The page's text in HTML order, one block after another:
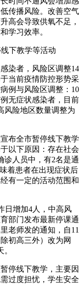
传播风险。改善空气
高会导致供氧不足，
学习效率。
下教学等活动
染者，风险区调整14
当前疫情防控形势采
例与风险区调整：10
无症状感染者，目前
风险地区数量调整为
布全市暂停线下教学
以下原因：存在社会
诊人员中，有2名是通
着患者在出现症状后
有一定的活动范围和
日增加4人，中高风
部门发布最新停课通
老师发的通知，自11
初高三外）改为网
停线下教学，主要因
过度担忧，学生安全